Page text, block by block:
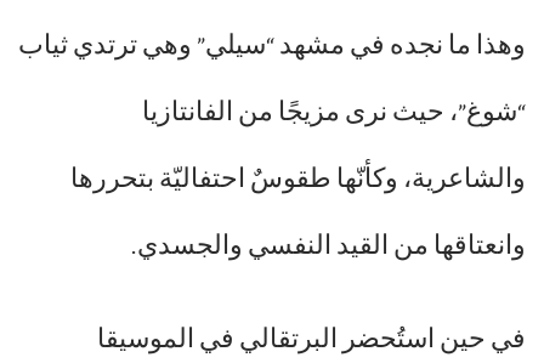
وهذا ما نجده في مشهد “سيلي” وهي ترتدي ثياب
“شوغ”، حيث نرى مزيجًا من الفانتازيا
والشاعرية، وكأنّها طقوسٌ احتفاليّة بتحررها
وانعتاقها من القيد النفسي والجسدي.
في حين استُحضر البرتقالي في الموسيقا